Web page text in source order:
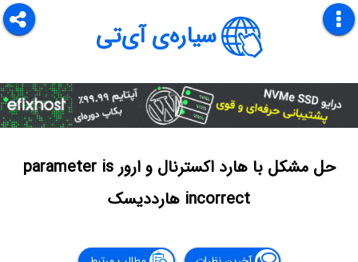
سیاره‌ی آی‌تی
حل مشکل با هارد اکسترنال و ارور parameter is
incorrect هارددیسک